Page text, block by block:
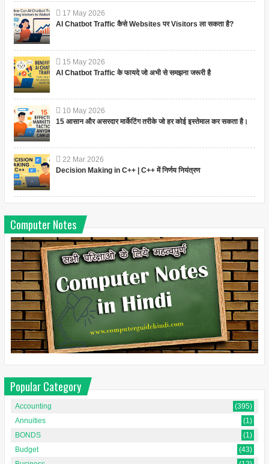
17 May 2026
AI Chatbot Traffic कैसे Websites पर Visitors ला सकता है?
15 May 2026
AI Chatbot Traffic के फायदे जो अभी से समझना जरूरी है
10 May 2026
15 आसान और असरदार मार्केटिंग तरीके जो हर कोई इस्तेमाल कर सकता है।
22 Mar 2026
Decision Making in C++ | C++ में निर्णय नियंत्रण
Computer Notes
Popular Category
Accounting
(395)
Annuities
(1)
BONDS
(1)
Budget
(43)